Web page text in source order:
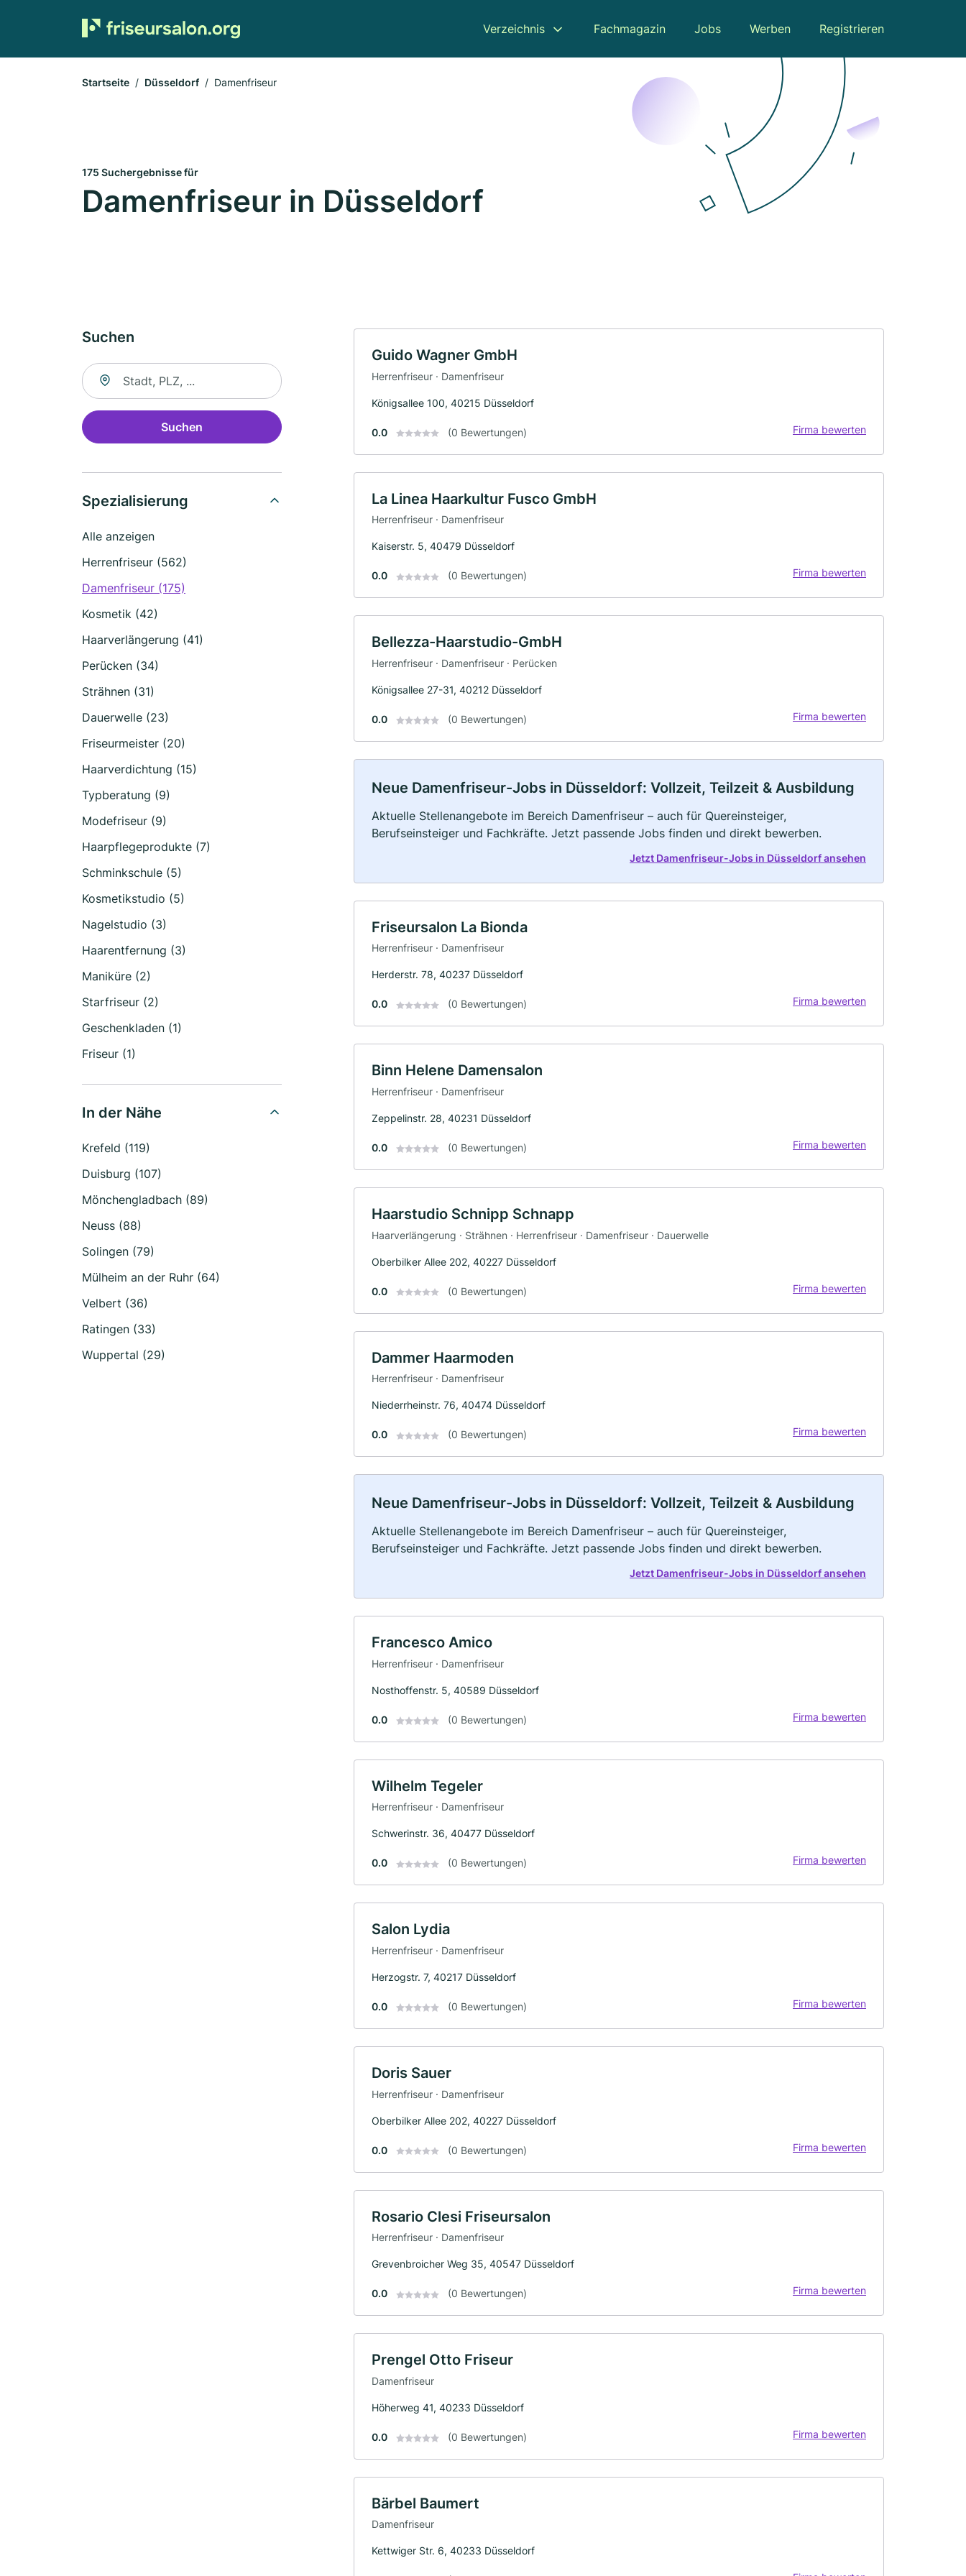
Verzeichnis Fachmagazin Jobs Werben Registrieren
Startseite Düsseldorf Damenfriseur
175 Suchergebnisse für
Damenfriseur in Düsseldorf
Suchen
Suche nach Ort
Suchen
Spezialisierung
Alle anzeigen
Herrenfriseur (562)
Damenfriseur (175)
Kosmetik (42)
Haarverlängerung (41)
Perücken (34)
Strähnen (31)
Dauerwelle (23)
Friseurmeister (20)
Haarverdichtung (15)
Typberatung (9)
Modefriseur (9)
Haarpflegeprodukte (7)
Schminkschule (5)
Kosmetikstudio (5)
Nagelstudio (3)
Haarentfernung (3)
Maniküre (2)
Starfriseur (2)
Geschenkladen (1)
Friseur (1)
In der Nähe
Krefeld (119)
Duisburg (107)
Mönchengladbach (89)
Neuss (88)
Solingen (79)
Mülheim an der Ruhr (64)
Velbert (36)
Ratingen (33)
Wuppertal (29)
Guido Wagner GmbH
Herrenfriseur · Damenfriseur
Königsallee 100, 40215 Düsseldorf
0.0 (0 Bewertungen) Firma bewerten
La Linea Haarkultur Fusco GmbH
Herrenfriseur · Damenfriseur
Kaiserstr. 5, 40479 Düsseldorf
0.0 (0 Bewertungen) Firma bewerten
Bellezza-Haarstudio-GmbH
Herrenfriseur · Damenfriseur · Perücken
Königsallee 27-31, 40212 Düsseldorf
0.0 (0 Bewertungen) Firma bewerten
Neue Damenfriseur-Jobs in Düsseldorf: Vollzeit, Teilzeit & Ausbildung
Aktuelle Stellenangebote im Bereich Damenfriseur – auch für Quereinsteiger,
Berufseinsteiger und Fachkräfte. Jetzt passende Jobs finden und direkt bewerben.
Jetzt Damenfriseur-Jobs in Düsseldorf ansehen
Friseursalon La Bionda
Herrenfriseur · Damenfriseur
Herderstr. 78, 40237 Düsseldorf
0.0 (0 Bewertungen) Firma bewerten
Binn Helene Damensalon
Herrenfriseur · Damenfriseur
Zeppelinstr. 28, 40231 Düsseldorf
0.0 (0 Bewertungen) Firma bewerten
Haarstudio Schnipp Schnapp
Haarverlängerung · Strähnen · Herrenfriseur · Damenfriseur · Dauerwelle
Oberbilker Allee 202, 40227 Düsseldorf
0.0 (0 Bewertungen) Firma bewerten
Dammer Haarmoden
Herrenfriseur · Damenfriseur
Niederrheinstr. 76, 40474 Düsseldorf
0.0 (0 Bewertungen) Firma bewerten
Neue Damenfriseur-Jobs in Düsseldorf: Vollzeit, Teilzeit & Ausbildung
Aktuelle Stellenangebote im Bereich Damenfriseur – auch für Quereinsteiger,
Berufseinsteiger und Fachkräfte. Jetzt passende Jobs finden und direkt bewerben.
Jetzt Damenfriseur-Jobs in Düsseldorf ansehen
Francesco Amico
Herrenfriseur · Damenfriseur
Nosthoffenstr. 5, 40589 Düsseldorf
0.0 (0 Bewertungen) Firma bewerten
Wilhelm Tegeler
Herrenfriseur · Damenfriseur
Schwerinstr. 36, 40477 Düsseldorf
0.0 (0 Bewertungen) Firma bewerten
Salon Lydia
Herrenfriseur · Damenfriseur
Herzogstr. 7, 40217 Düsseldorf
0.0 (0 Bewertungen) Firma bewerten
Doris Sauer
Herrenfriseur · Damenfriseur
Oberbilker Allee 202, 40227 Düsseldorf
0.0 (0 Bewertungen) Firma bewerten
Rosario Clesi Friseursalon
Herrenfriseur · Damenfriseur
Grevenbroicher Weg 35, 40547 Düsseldorf
0.0 (0 Bewertungen) Firma bewerten
Prengel Otto Friseur
Damenfriseur
Höherweg 41, 40233 Düsseldorf
0.0 (0 Bewertungen) Firma bewerten
Bärbel Baumert
Damenfriseur
Kettwiger Str. 6, 40233 Düsseldorf